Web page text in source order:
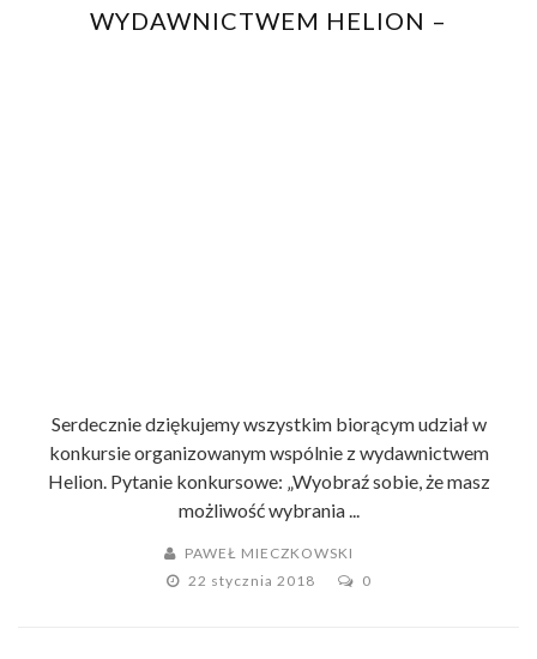
WYDAWNICTWEM HELION –
Serdecznie dziękujemy wszystkim biorącym udział w
konkursie organizowanym wspólnie z wydawnictwem
Helion. Pytanie konkursowe: „Wyobraź sobie, że masz
możliwość wybrania ...
PAWEŁ MIECZKOWSKI
22 stycznia 2018
0